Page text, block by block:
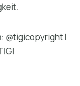
@tigicopyright |